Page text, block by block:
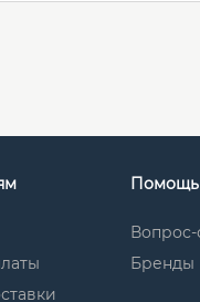
Помощь
Вопрос-
Бренды